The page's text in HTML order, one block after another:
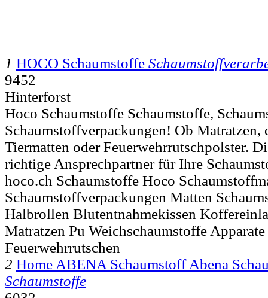
1 HOCO Schaumstoffe
9452
Hinterforst
Hoco Schaumstoffe Schaumstoffe,
Schaumstoffverpackungen! Ob Matratzen,
Tiermatten oder Feuerwehrrutschpolster.
richtige Ansprechpartner für Ihre
hoco.ch Schaumstoffe Hoco
Schaumstoffverpackungen Matten
Halbrollen Blutentnahmekissen
Matratzen Pu Weichschaumstoffe
Feuerwehrrutschen
2 Home ABENA Schaumstoff Abena
Schaumstoffe